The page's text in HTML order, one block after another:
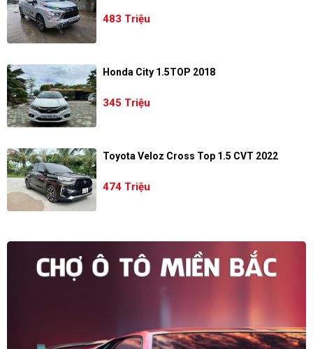
483 Triệu
Honda City 1.5TOP 2018
345 Triệu
Toyota Veloz Cross Top 1.5 CVT 2022
474 Triệu